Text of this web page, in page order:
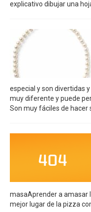
explicativo dibujar una
especial y son divertidas
muy diferente y puede
Son muy fáciles de hacer
masaAprender a amasar
mejor lugar de la pizza